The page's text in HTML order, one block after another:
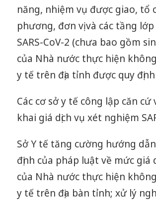
năng, nhiệm vụ được giao, tổ
phương, đơn vị và các tầng
SARS-CoV-2 (chưa bao gồm
của Nhà nước thực hiện
y tế trên địa tỉnh được quy
Các cơ sở y tế công lập căn
khai giá dịch vụ xét nghiệm
Sở Y tế tăng cường hướng
định của pháp luật về mức giá
của Nhà nước thực hiện
y tế trên địa bàn tỉnh; xử lý